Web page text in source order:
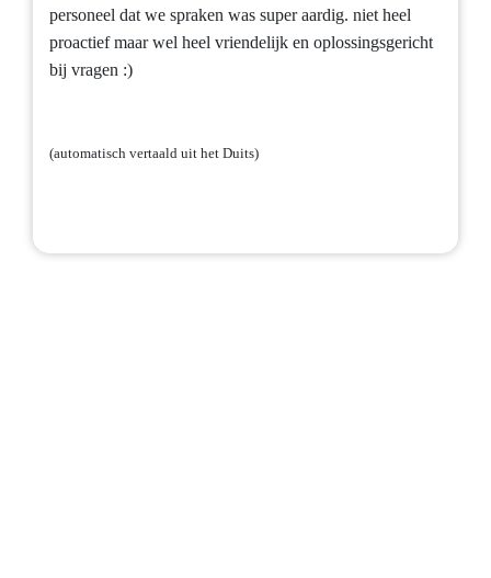
personeel dat we spraken was super aardig. niet heel
proactief maar wel heel vriendelijk en oplossingsgericht
bij vragen :)
(automatisch vertaald uit het Duits)